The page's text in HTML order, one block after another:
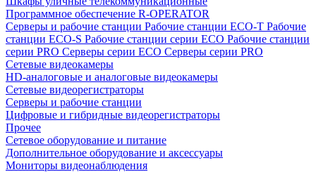
Программное обеспечение R-OPERATOR
Серверы и рабочие станции Рабочие станции ECO-T Рабочие
станции ECO-S Рабочие станции серии ECO Рабочие станции
серии PRO Серверы серии ECO Серверы серии PRO
Сетевые видеокамеры
HD-аналоговые и аналоговые видеокамеры
Сетевые видеорегистраторы
Серверы и рабочие станции
Цифровые и гибридные видеорегистраторы
Прочее
Сетевое оборудование и питание
Дополнительное оборудование и аксессуары
Мониторы видеонаблюдения